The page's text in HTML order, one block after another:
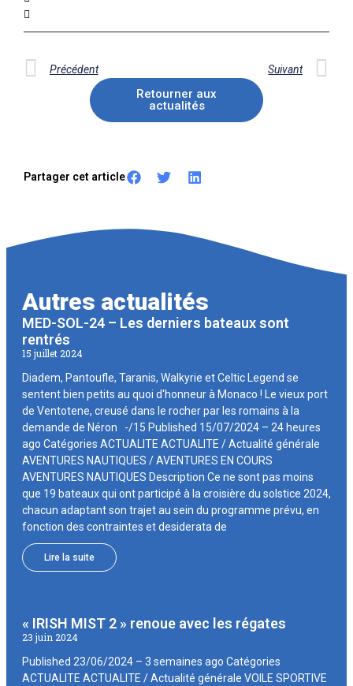
Précédent Suivant
Retourner aux
actualités
Partager cet article
Autres actualités
MED-SOL-24 – Les derniers bateaux sont
rentrés
15 juillet 2024
Diadem, Pantoufle, Taranis, Walkyrie et Celtic Legend se
sentent bien petits au quoi d'honneur à Monaco ! Le vieux port
de Ventotene, creusé dans le rocher par les romains à la
demande de Néron -/15 Published 15/07/2024 – 24 heures
ago Catégories ACTUALITE ACTUALITE / Actualité générale
AVENTURES NAUTIQUES / AVENTURES EN COURS
AVENTURES NAUTIQUES Description Ce ne sont pas moins
que 19 bateaux qui ont participé à la croisière du solstice 2024,
chacun adaptant son trajet au sein du programme prévu, en
fonction des contraintes et desiderata de
Lire la suite
« IRISH MIST 2 » renoue avec les régates
23 juin 2024
Published 23/06/2024 – 3 semaines ago Catégories
ACTUALITE ACTUALITE / Actualité générale VOILE SPORTIVE